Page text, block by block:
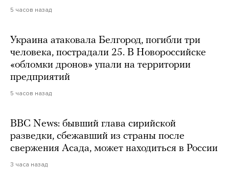
5 часов назад
Украина атаковала Белгород, погибли три
человека, пострадали 25. В Новороссийске
«обломки дронов» упали на территории
предприятий
5 часов назад
BBC News: бывший глава сирийской
разведки, сбежавший из страны после
свержения Асада, может находиться в России
3 часа назад